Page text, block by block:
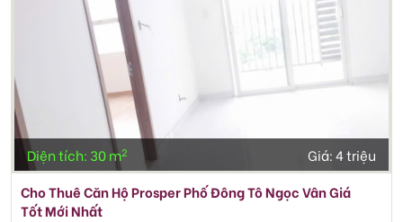
Diện tích: 30 m2 Giá:4 triệu
Cho Thuê Căn Hộ Prosper Phố Đông Tô Ngọc Vân Giá
Tốt Mới Nhất